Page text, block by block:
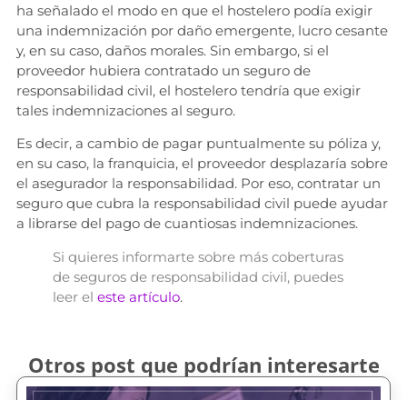
ha señalado el modo en que el hostelero podía exigir
una indemnización por daño emergente, lucro cesante
y, en su caso, daños morales. Sin embargo, si el
proveedor hubiera contratado un seguro de
responsabilidad civil, el hostelero tendría que exigir
tales indemnizaciones al seguro.
Es decir, a cambio de pagar puntualmente su póliza y,
en su caso, la franquicia, el proveedor desplazaría sobre
el asegurador la responsabilidad. Por eso, contratar un
seguro que cubra la responsabilidad civil puede ayudar
a librarse del pago de cuantiosas indemnizaciones.
Si quieres informarte sobre más coberturas
de seguros de responsabilidad civil, puedes
leer el este artículo.
Otros post que podrían interesarte